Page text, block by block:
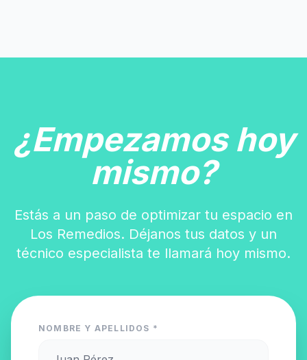
¿Empezamos hoy
mismo?
Estás a un paso de optimizar tu espacio en
Los Remedios. Déjanos tus datos y un
técnico especialista te llamará hoy mismo.
NOMBRE Y APELLIDOS *